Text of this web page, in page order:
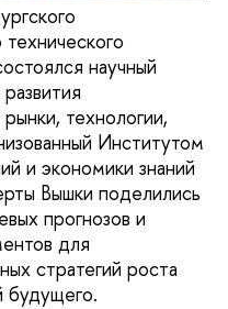
научный
технологии,
Институтом
и экономики знаний
Вышки поделились
прогнозов и
для
стратегий роста
будущего.